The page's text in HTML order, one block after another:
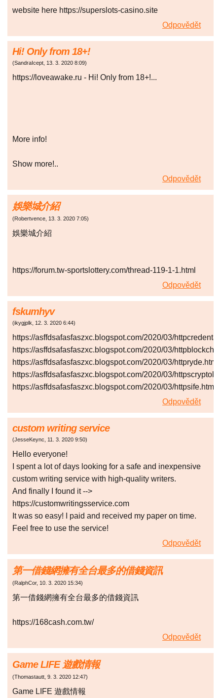
website here https://superslots-casino.site
Odpovědět
Hi! Only from 18+!
(SandraIcept, 13. 3. 2020 8:09)
https://loveawake.ru - Hi! Only from 18+!...
More info!
Show more!..
Odpovědět
娛樂城介紹
(Robertvence, 13. 3. 2020 7:05)
娛樂城介紹
https://forum.tw-sportslottery.com/thread-119-1-1.html
Odpovědět
fskumhyv
(ikygjplk, 12. 3. 2020 6:44)
https://asffdsafasfaszxc.blogspot.com/2020/03/
https://asffdsafasfaszxc.blogspot.com/2020/03/
https://asffdsafasfaszxc.blogspot.com/2020/03/httpryde.html
https://asffdsafasfaszxc.blogspot.com/2020/03/
https://asffdsafasfaszxc.blogspot.com/2020/03/httpsife.html
Odpovědět
custom writing service
(JesseKeync, 11. 3. 2020 9:50)
Hello everyone!
I spent a lot of days looking for a safe and inexpensive
custom writing service with high-quality writers.
And finally I found it -->
https://customwritingsservice.com
It was so easy! I paid and received my paper on time.
Feel free to use the service!
Odpovědět
第一借錢網擁有全台最多的借錢資訊
(RalphCor, 10. 3. 2020 15:34)
第一借錢網擁有全台最多的借錢資訊
https://168cash.com.tw/
Odpovědět
Game LIFE 遊戲情報
(Thomastautt, 9. 3. 2020 12:47)
Game LIFE 遊戲情報